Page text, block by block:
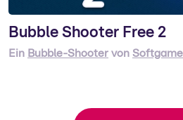
Bubble Shooter Free 2
Ein Bubble-Shooter von
Das berliner